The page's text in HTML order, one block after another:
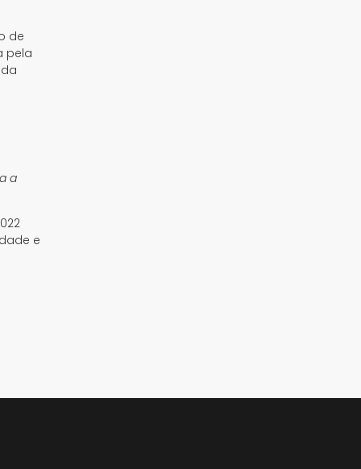
de
pela
a
e